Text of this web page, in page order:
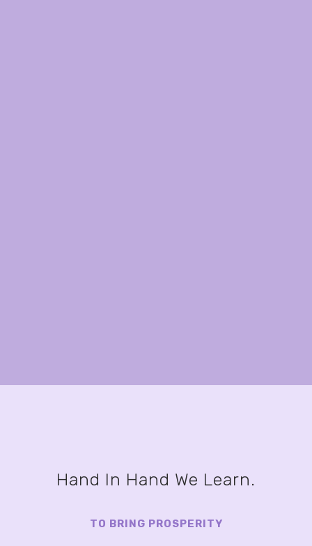
Hand In Hand We Learn.
TO BRING PROSPERITY